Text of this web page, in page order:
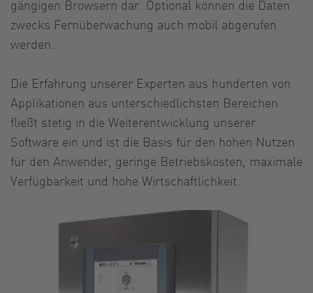
gängigen Browsern dar. Optional können die Daten
zwecks Fernüberwachung auch mobil abgerufen
werden.
Die Erfahrung unserer Experten aus hunderten von
Applikationen aus unterschiedlichsten Bereichen
fließt stetig in die Weiterentwicklung unserer
Software ein und ist die Basis für den hohen Nutzen
für den Anwender, geringe Betriebskosten, maximale
Verfügbarkeit und hohe Wirtschaftlichkeit.